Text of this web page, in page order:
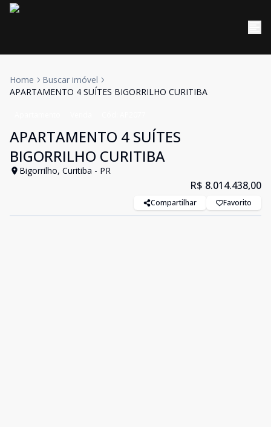
Home
Buscar imóvel
APARTAMENTO 4 SUÍTES BIGORRILHO CURITIBA
APARTAMENTO 4 SUÍTES
BIGORRILHO CURITIBA
Bigorrilho, Curitiba - PR
R$ 8.014.438,00
Compartilhar Favorito